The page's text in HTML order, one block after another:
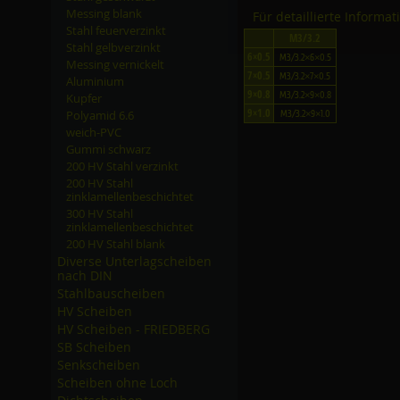
Messing blank
Stahl feuerverzinkt
Stahl gelbverzinkt
Messing vernickelt
Aluminium
Kupfer
Polyamid 6.6
weich-PVC
Gummi schwarz
200 HV Stahl verzinkt
200 HV Stahl
zinklamellenbeschichtet
300 HV Stahl
zinklamellenbeschichtet
200 HV Stahl blank
Diverse Unterlagscheiben
nach DIN
Stahlbauscheiben
HV Scheiben
HV Scheiben - FRIEDBERG
SB Scheiben
Senkscheiben
Scheiben ohne Loch
Für detaillierte
M3/3.2×6×0.5
M3/3.2×7×0.5
M3/3.2×9×0.8
M3/3.2×9×1.0